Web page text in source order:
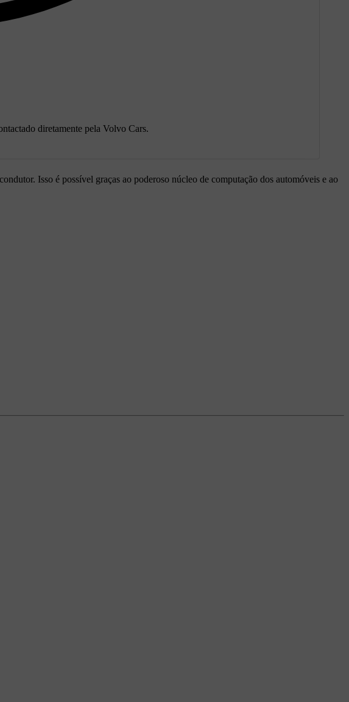
diretamente pela Volvo Cars.
Isso é possível graças ao poderoso núcleo de computação dos automóveis e ao